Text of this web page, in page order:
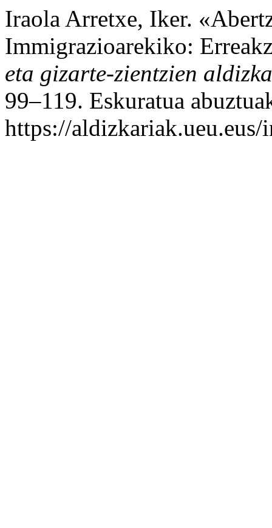
Iraola Arretxe, Iker.
Immigrazioarekiko:
eta gizarte-zientzien
99–119. Eskuratua
https://